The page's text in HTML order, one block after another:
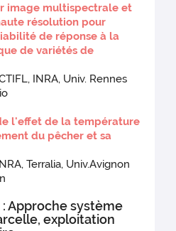
image multispectrale et
résolution pour
de réponse à la
de variétés de
INRA, Univ. Rennes
l'effet de la température
du pêcher et sa
Terralia, Univ.Avignon
Approche système
exploitation